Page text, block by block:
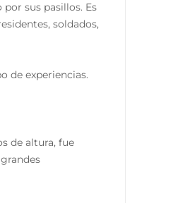
sus pasillos. Es
soldados,
de experiencias.
de altura, fue